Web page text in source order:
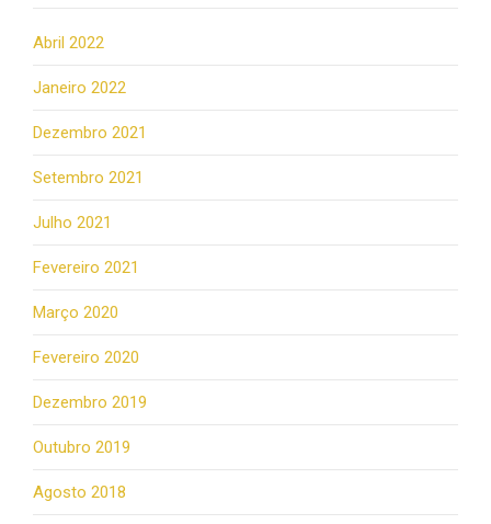
Abril 2022
Janeiro 2022
Dezembro 2021
Setembro 2021
Julho 2021
Fevereiro 2021
Março 2020
Fevereiro 2020
Dezembro 2019
Outubro 2019
Agosto 2018